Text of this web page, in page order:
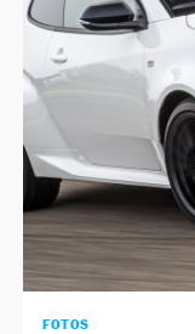
FOTOS